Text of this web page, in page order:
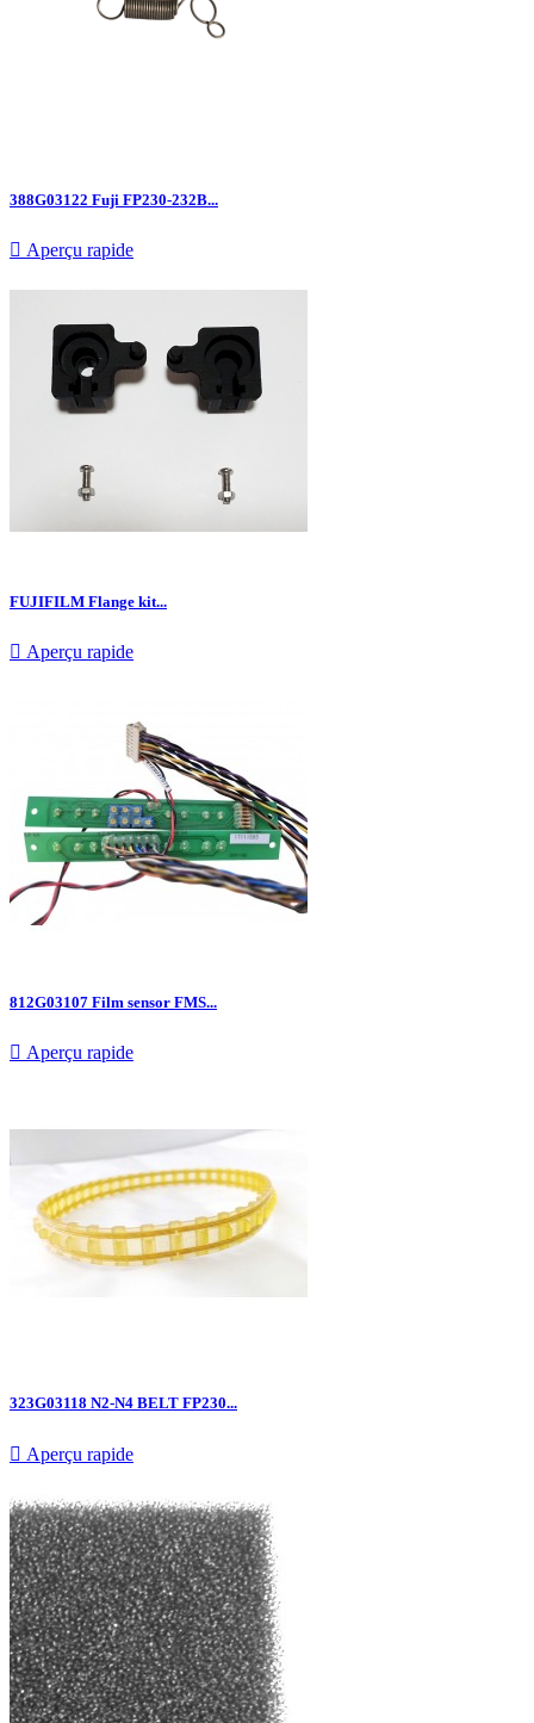
388G03122 Fuji FP230-232B...
 Aperçu rapide
FUJIFILM Flange kit...
 Aperçu rapide
812G03107 Film sensor FMS...
 Aperçu rapide
323G03118 N2-N4 BELT FP230...
 Aperçu rapide